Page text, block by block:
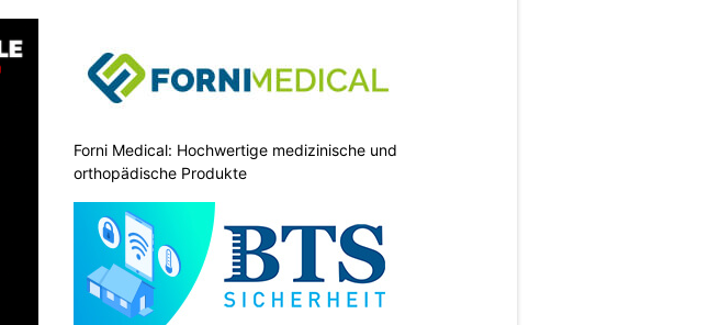
Forni Medical: Hochwertige medizinische und
orthopädische Produkte